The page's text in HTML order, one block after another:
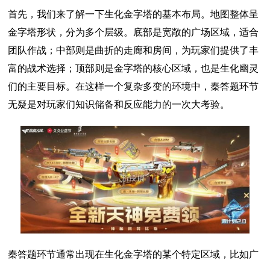
首先，我们来了解一下生化金字塔的基本布局。地图整体呈
金字塔形状，分为多个层级。底部是宽敞的广场区域，适合
团队作战；中部则是曲折的走廊和房间，为玩家们提供了丰
富的战术选择；顶部则是金字塔的核心区域，也是生化幽灵
们的主要目标。在这样一个复杂多变的环境中，秦答题环节
无疑是对玩家们知识储备和反应能力的一次大考验。
秦答题环节通常出现在生化金字塔的某个特定区域，比如广